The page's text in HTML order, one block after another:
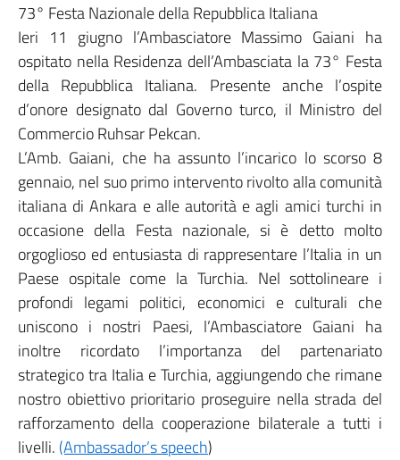
73° Festa Nazionale della Repubblica Italiana
Ieri 11 giugno l’Ambasciatore Massimo Gaiani ha
ospitato nella Residenza dell’Ambasciata la 73° Festa
della Repubblica Italiana. Presente anche l’ospite
d’onore designato dal Governo turco, il Ministro del
Commercio Ruhsar Pekcan.
L’Amb. Gaiani, che ha assunto l’incarico lo scorso 8
gennaio, nel suo primo intervento rivolto alla comunità
italiana di Ankara e alle autorità e agli amici turchi in
occasione della Festa nazionale, si è detto molto
orgoglioso ed entusiasta di rappresentare l’Italia in un
Paese ospitale come la Turchia. Nel sottolineare i
profondi legami politici, economici e culturali che
uniscono i nostri Paesi, l’Ambasciatore Gaiani ha
inoltre ricordato l’importanza del partenariato
strategico tra Italia e Turchia, aggiungendo che rimane
nostro obiettivo prioritario proseguire nella strada del
rafforzamento della cooperazione bilaterale a tutti i
livelli. (Ambassador’s speech)